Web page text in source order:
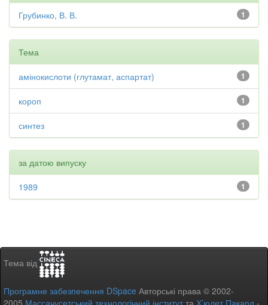
1
Грубинко, В. В.
Тема
1
амінокислоти (глутамат, аспартат)
1
короп
1
синтез
за датою випуску
1
1989
Тема від
Програмне забезпечення DSpace Авторські права © 2002-
2005 Массачусетський технологічний інститутта Х’юлет Пакард -